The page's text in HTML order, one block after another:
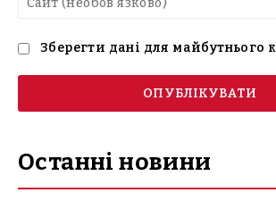
Зберегти дані для майбутнього
Останні новини